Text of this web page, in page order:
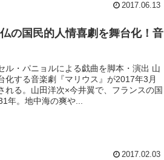
2017.06.13
の国民的人情喜劇を舞台化！音
ル・パニョルによる戯曲を脚本・演出 山
化する音楽劇『マリウス』が2017年3月
れる。山田洋次×今井翼で、フランスの国
年。地中海の爽や...
2017.02.03